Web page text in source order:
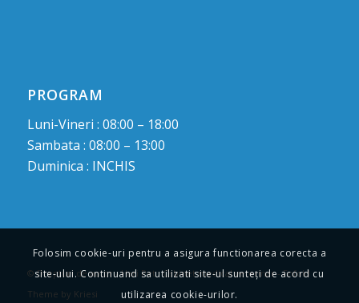
PROGRAM
Luni-Vineri : 08:00 – 18:00
Sambata : 08:00 – 13:00
Duminica : INCHIS
© Drepturi de autor -Hari Pet : Cabinet medical veterinar-Enfold
Theme by Kriesi
Folosim cookie-uri pentru a asigura functionarea corecta a
site-ului. Continuand sa utilizati site-ul sunteți de acord cu
utilizarea cookie-urilor.